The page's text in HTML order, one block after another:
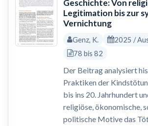
Geschichte: Von
Legitimation bis zur
Vernichtung
Genz, K.
2025 /
78 bis 82
Der Beitrag analysiert
Praktiken der
bis ins 20. Jahrhundert
religiöse, ökonomische,
politische Motive das